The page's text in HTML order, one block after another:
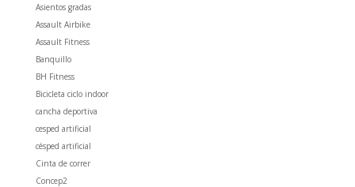
Asientos gradas
Assault Airbike
Assault Fitness
Banquillo
BH Fitness
Bicicleta ciclo indoor
cancha deportiva
cesped artificial
césped artificial
Cinta de correr
Concep2